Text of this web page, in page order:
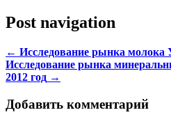
Post navigation
← Исследование рынка молока
Исследование рынка
2012 год →
Добавить комментарий